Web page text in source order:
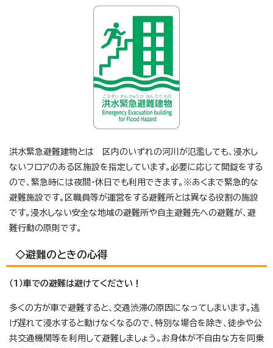
洪水緊急避難建物とは 区内のいずれの河川が氾濫しても、浸水し
ないフロアのある区施設を指定しています。必要に応じて開錠をする
ので、緊急時には夜間・休日でも利用できます。※あくまで緊急的な
避難施設です。区職員等が運営をする避難所とは異なる役割の施設
です。浸水しない安全な地域の避難所や自主避難先への避難が、避
難行動の原則です。
◇避難のときの心得
（1）車での避難は避けてください！
多くの方が車で避難すると、交通渋滞の原因になってしまいます。逃
げ遅れて浸水すると動けなくなるので、特別な場合を除き、徒歩や公
共交通機関等を利用して避難しましょう。お身体が不自由な方を同乗